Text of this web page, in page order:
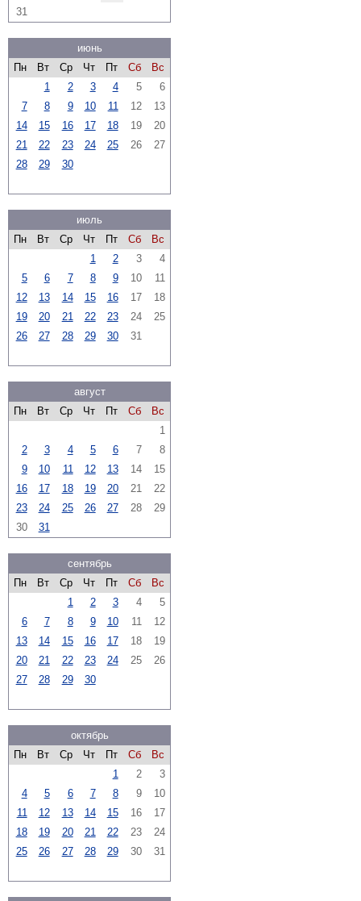
31
июнь
Пн
Вт Ср Чт Пт Сб
Вс
1
2 3 4 5
6
7
8 9 10 11 12
13
14
15 16 17 18 19
20
21
22 23 24 25 26
27
28
29 30
июль
Пн
Вт Ср Чт Пт Сб
Вс
1
2 3
4
5
6 7 8 9 10
11
12
13 14 15 16 17
18
19
20 21 22 23 24
25
26
27 28 29 30 31
август
Пн
Вт Ср Чт Пт Сб
Вс
1
2
3 4 5 6 7
8
9
10 11 12 13 14
15
16
17 18 19 20 21
22
23
24 25 26 27 28
29
30
31
сентябрь
Пн
Вт Ср Чт Пт Сб
Вс
1
2 3 4
5
6
7 8 9 10 11
12
13
14 15 16 17 18
19
20
21 22 23 24 25
26
27
28 29 30
октябрь
Пн
Вт Ср Чт Пт Сб
Вс
1
2
3
4
5 6 7 8 9
10
11
12 13 14 15 16
17
18
19 20 21 22 23
24
25
26 27 28 29 30 31